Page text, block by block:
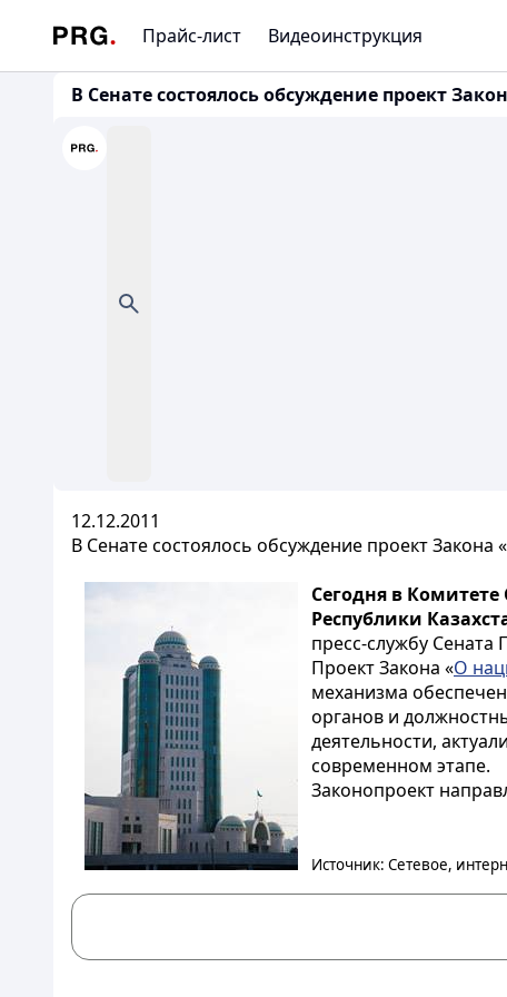
Прайс-лист Видеоинструкция
В Сенате состоялось обсуждение проект
12.12.2011
В Сенате состоялось обсуждение проект
Сегодня в
Республики
пресс-службу Сената
Проект Закона «О
механизма
органов и
деятельности,
современном этапе.
Законопроект
Источник: Сетевое,